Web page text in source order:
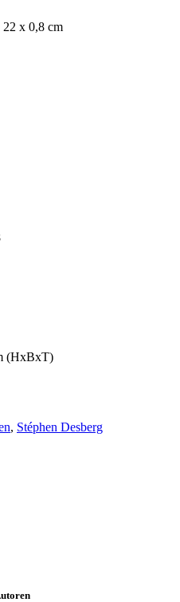
22 x 0,8 cm
(HxBxT)
, Stéphen Desberg